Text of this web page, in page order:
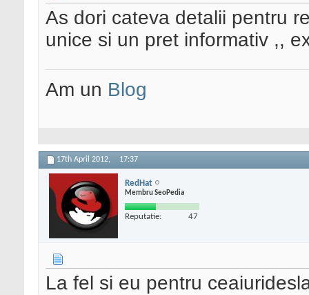
As dori cateva detalii pentru
unice si un pret informativ ,,
Am un Blog
17th April 2012, 17:37
RedHat
Membru SeoPedia
Reputatie: 47
La fel si eu pentru